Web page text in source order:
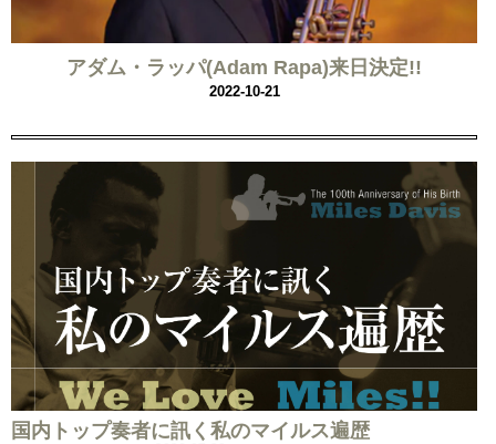
アダム・ラッパ(Adam Rapa)来日決定!!
2022-10-21
国内トップ奏者に訊く私のマイルス遍歴